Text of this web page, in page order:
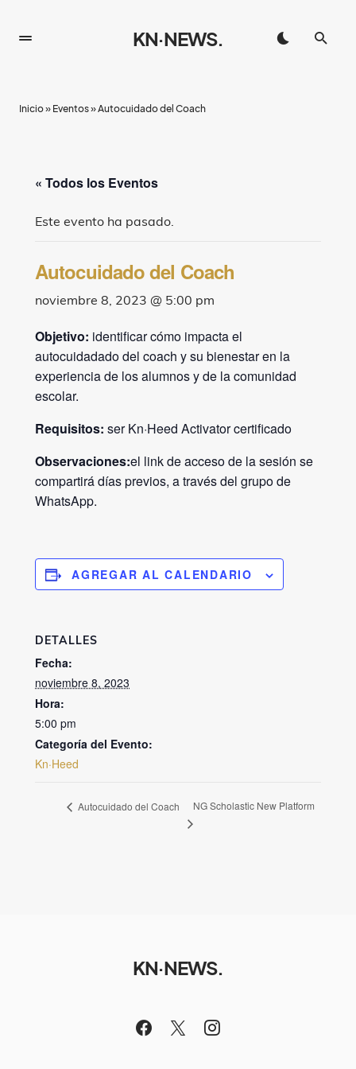
KN·NEWS.
Inicio» Eventos»Autocuidado del Coach
« Todos los Eventos
Este evento ha pasado.
Autocuidado del Coach
noviembre 8, 2023 @ 5:00 pm
Objetivo: identificar cómo impacta el
autocuidadado del coach y su bienestar en la
experiencia de los alumnos y de la comunidad
escolar.
Requisitos: ser Kn·Heed Activator certificado
Observaciones:el link de acceso de la sesión se
compartirá días previos, a través del grupo de
WhatsApp.
AGREGAR AL CALENDARIO
DETALLES
Fecha:
noviembre 8, 2023
Hora:
5:00 pm
Categoría del Evento:
Kn·Heed
Autocuidado del Coach NG Scholastic New Platform
KN·NEWS.